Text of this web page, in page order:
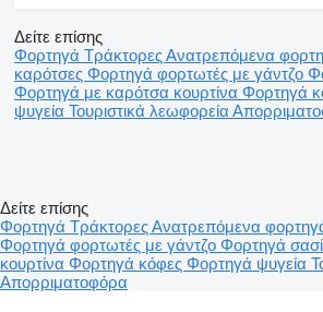
Δείτε επίσης
Φορτηγά ΤράκτορεςΑνατρεπόμενα
καρότσες Φορτηγά φορτωτές με γάντζο
Φορτηγά με καρότσα κουρτίνα Φορτηγά
ψυγεία Τουριστικά λεωφορεία
Δείτε επίσης
Φορτηγά ΤράκτορεςΑνατρεπόμενα
Φορτηγά φορτωτές με γάντζο Φορτηγά σασί
κουρτίνα Φορτηγά κόφες Φορτηγά ψυγεία
Απορριματοφόρα